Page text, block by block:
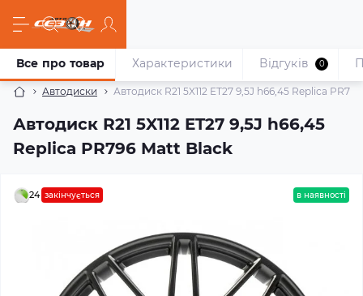
Автодиски Автодиск R21 5X112 ET27 9,5J h66,45 Replica
Автодиск R21 5X112 ET27 9,5J h66,45
Replica PR796 Matt Black
Все про товар Характеристики Відгуків 0
24 закінчується в наявності